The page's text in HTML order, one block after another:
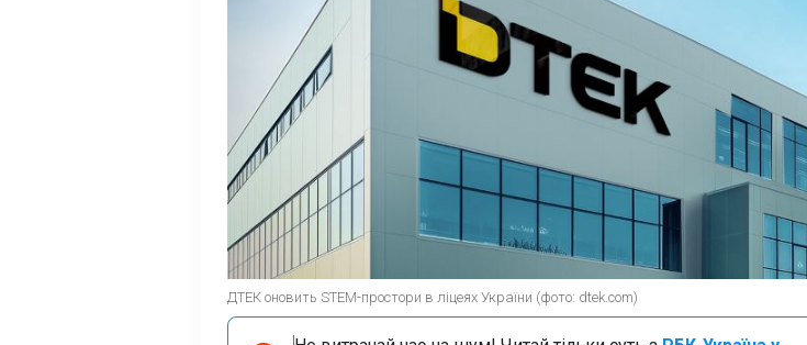
ДТЕК оновить STEM-простори в ліцеях України (фото: dtek.com)